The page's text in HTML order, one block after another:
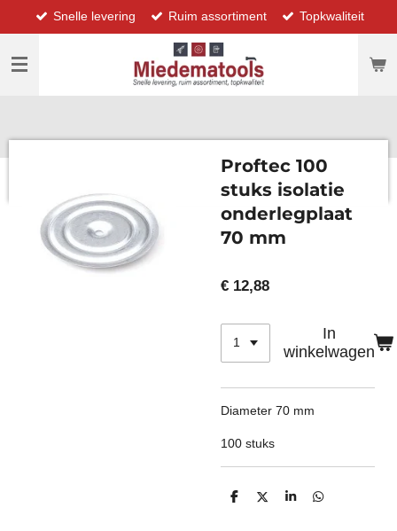
direct
naar
hoofdinhoud
Snelle levering Ruim assortiment Topkwaliteit
Proftec 100
stuks isolatie
onderlegplaat
70 mm
€ 12,88
In
winkelwagen
Diameter 70 mm
100 stuks
D
D
S
D